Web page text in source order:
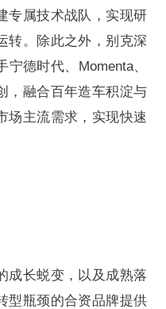
专属技术战队，实现研
转。除此之外，别克深
德时代、Momenta、
，融合百年造车积淀与
场主流需求，实现快速
成长蜕变，以及成熟落
型瓶颈的合资品牌提供